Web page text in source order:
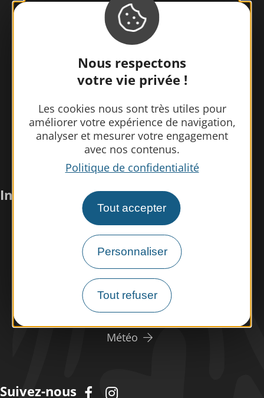
Nous respectons
votre vie privée !
Les cookies nous sont très utiles pour
améliorer votre expérience de navigation,
analyser et mesurer votre engagement
avec nos contenus.
Politique de confidentialité
Tout accepter
Personnaliser
Tout refuser
Infos pratiques
Nous rencontrer
Nos brochures
Espace pro/presse
Tourisme handicap
Espace éco-responsable
Météo
Suivez-nous